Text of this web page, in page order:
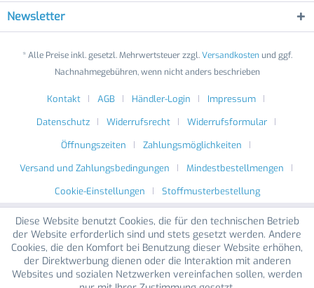
Newsletter
* Alle Preise inkl. gesetzl. Mehrwertsteuer zzgl.Versandkostenund ggf.
Nachnahmegebühren, wenn nicht anders beschrieben
Kontakt AGB Händler-Login
Impressum
Datenschutz
Widerrufsrecht
Widerrufsformular
Öffnungszeiten
Zahlungsmöglichkeiten
Versand und Zahlungsbedingungen
Mindestbestellmengen
Cookie-Einstellungen
Stoffmusterbestellung
Diese Website benutzt Cookies, die für den technischen Betrieb
der Website erforderlich sind und stets gesetzt werden. Andere
Cookies, die den Komfort bei Benutzung dieser Website erhöhen,
der Direktwerbung dienen oder die Interaktion mit anderen
Websites und sozialen Netzwerken vereinfachen sollen, werden